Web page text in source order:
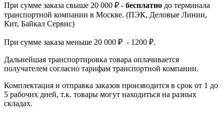
При сумме заказа свыше 20 000 ₽ - бесплатно до терминала
транспортной компании в Москве. (ПЭК, Деловые Линии,
Кит, Байкал Сервис)
При сумме заказа меньше 20 000 ₽ - 1200 ₽.
Дальнейшая транспортировка товара оплачивается
получателем согласно тарифам транспортной компании.
Комплектация и отправка заказов производится в срок от 1 до
5 рабочих дней, т.к. товары могут находиться на разных
складах.